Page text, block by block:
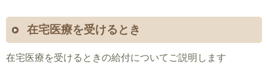
在宅医療を受けるとき
在宅医療を受けるときの給付についてご説明します